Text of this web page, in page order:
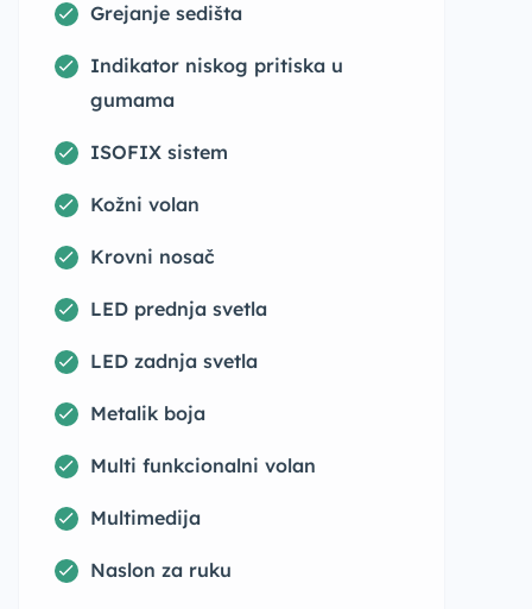
Grejanje sedišta
Indikator niskog pritiska u
gumama
ISOFIX sistem
Kožni volan
Krovni nosač
LED prednja svetla
LED zadnja svetla
Metalik boja
Multi funkcionalni volan
Multimedija
Naslon za ruku